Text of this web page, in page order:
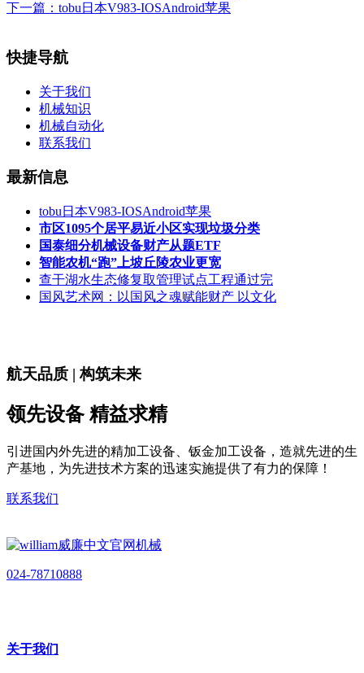
下一篇： tobu日本V983-IOSAndroid苹果
快捷导航
关于我们
机械知识
机械自动化
联系我们
最新信息
tobu日本V983-IOSAndroid苹果
市区1095个居平易近小区实现垃圾分类
国泰细分机械设备财产从题ETF
智能农机“跑”上坡丘陵农业更宽
查干湖水生态修复取管理试点工程通过完
国风艺术网：以国风之魂赋能财产 以文化
航天品质 | 构筑未来
领先设备 精益求精
引进国内外先进的精加工设备、钣金加工设备，造就先进的生
产基地，为先进技术方案的迅速实施提供了有力的保障！
联系我们
024-78710888
关于我们